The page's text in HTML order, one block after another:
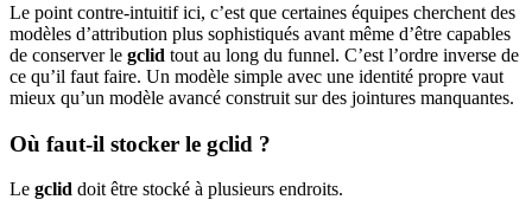
Le point contre-intuitif ici, c’est que certaines équipes cherchent des
modèles d’attribution plus sophistiqués avant même d’être capables
de conserver le gclid tout au long du funnel. C’est l’ordre inverse de
ce qu’il faut faire. Un modèle simple avec une identité propre vaut
mieux qu’un modèle avancé construit sur des jointures manquantes.
Où faut-il stocker le gclid ?
Le gclid doit être stocké à plusieurs endroits.